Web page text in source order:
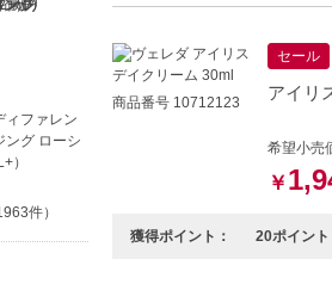
商品番号 10712123
セール
アイリ
希望小売
￥
獲得ポイント： 20ポイント
ィファレン
ング ローシ
）
件）